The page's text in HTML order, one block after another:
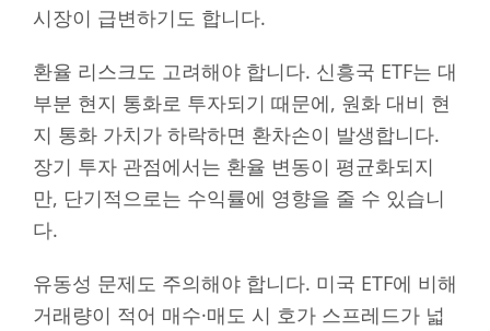
시장이 급변하기도 합니다.
환율 리스크도 고려해야 합니다. 신흥국 ETF는 대
부분 현지 통화로 투자되기 때문에, 원화 대비 현
지 통화 가치가 하락하면 환차손이 발생합니다.
장기 투자 관점에서는 환율 변동이 평균화되지
만, 단기적으로는 수익률에 영향을 줄 수 있습니
다.
유동성 문제도 주의해야 합니다. 미국 ETF에 비해
거래량이 적어 매수·매도 시 호가 스프레드가 넓